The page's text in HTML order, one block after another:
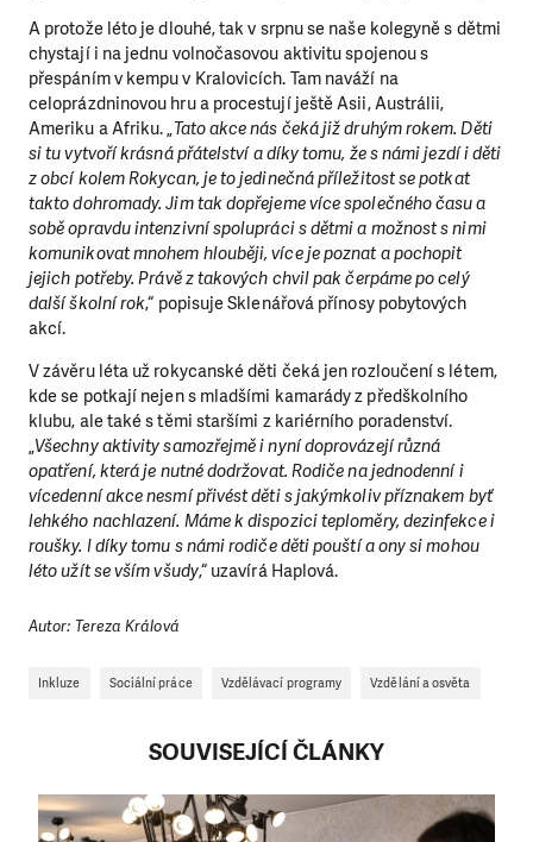
A protože léto je dlouhé, tak v srpnu se naše kolegyně s dětmi
chystají i na jednu volnočasovou aktivitu spojenou s
přespáním v kempu v Kralovicích. Tam naváží na
celoprázdninovou hru a procestují ještě Asii, Austrálii,
Ameriku a Afriku. „Tato akce nás čeká již druhým rokem. Děti
si tu vytvoří krásná přátelství a díky tomu, že s námi jezdí i děti
z obcí kolem Rokycan, je to jedinečná příležitost se potkat
takto dohromady. Jim tak dopřejeme více společného času a
sobě opravdu intenzivní spolupráci s dětmi a možnost s nimi
komunikovat mnohem hlouběji, více je poznat a pochopit
jejich potřeby. Právě z takových chvil pak čerpáme po celý
další školní rok,“ popisuje Sklenářová přínosy pobytových
akcí.
V závěru léta už rokycanské děti čeká jen rozloučení s létem,
kde se potkají nejen s mladšími kamarády z předškolního
klubu, ale také s těmi staršími z kariérního poradenství.
„Všechny aktivity samozřejmě i nyní doprovázejí různá
opatření, která je nutné dodržovat. Rodiče na jednodenní i
vícedenní akce nesmí přivést děti s jakýmkoliv příznakem byť
lehkého nachlazení. Máme k dispozici teploměry, dezinfekce i
roušky. I díky tomu s námi rodiče děti pouští a ony si mohou
léto užít se vším všudy,“ uzavírá Haplová.
Autor: Tereza Králová
Inkluze Sociální práce Vzdělávací programy Vzdělání a osvěta
SOUVISEJÍCÍ ČLÁNKY
LÍBÍ SE VÁM, CO DĚLÁME?
PODPOŘTE NÁS!